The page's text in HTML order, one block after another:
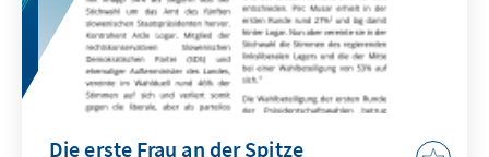
Die erste Frau an der Spitze